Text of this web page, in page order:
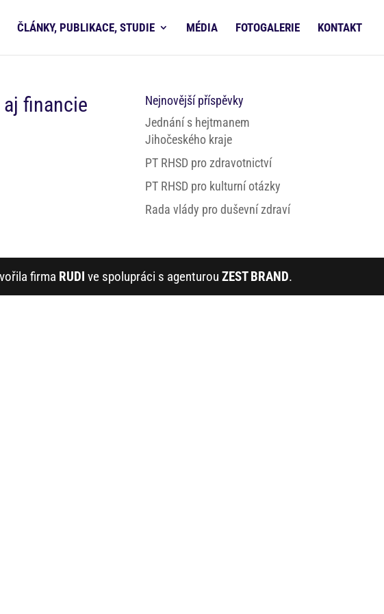
ČLÁNKY, PUBLIKACE, STUDIE MÉDIA FOTOGALERIE KONTAKT
financie
Nejnovější příspěvky
Jednání s hejtmanem
Jihočeského kraje
PT RHSD pro zdravotnictví
PT RHSD pro kulturní otázky
Rada vlády pro duševní zdraví
firma RUDI ve spolupráci s agenturou ZEST BRAND.